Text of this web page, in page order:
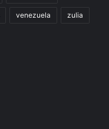
venezuela zulia